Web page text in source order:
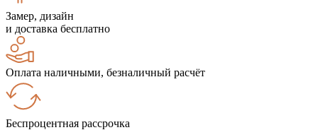
Замер, дизайн
и доставка бесплатно
Оплата наличными, безналичный расчёт
Беспроцентная рассрочка